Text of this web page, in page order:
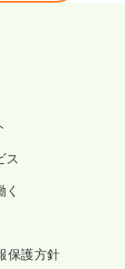
ス
保護方針